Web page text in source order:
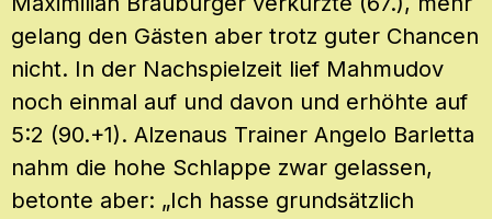
gelang den Gästen aber trotz guter Chancen
nicht. In der Nachspielzeit lief Mahmudov
noch einmal auf und davon und erhöhte auf
5:2 (90.+1). Alzenaus Trainer Angelo Barletta
nahm die hohe Schlappe zwar gelassen,
betonte aber: „Ich hasse grundsätzlich